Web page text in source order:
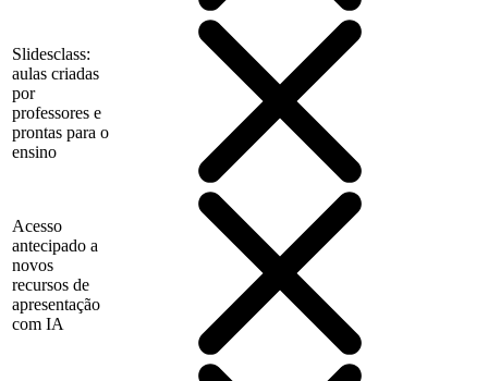
Slidesclass:
aulas criadas
por
professores e
prontas para o
ensino
Acesso
antecipado a
novos
recursos de
apresentação
com IA